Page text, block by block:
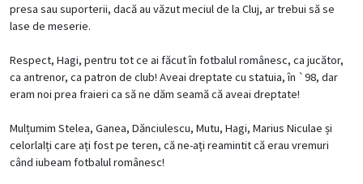
presa sau suporterii, dacă au văzut meciul de la Cluj, ar trebui să se
lase de meserie.
Respect, Hagi, pentru tot ce ai făcut în fotbalul românesc, ca jucător,
ca antrenor, ca patron de club! Aveai dreptate cu statuia, în `98, dar
eram noi prea fraieri ca să ne dăm seamă că aveai dreptate!
Mulțumim Stelea, Ganea, Dănciulescu, Mutu, Hagi, Marius Niculae și
celorlalți care ați fost pe teren, că ne-ați reamintit că erau vremuri
când iubeam fotbalul românesc!